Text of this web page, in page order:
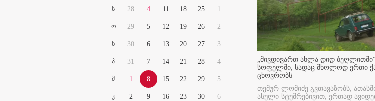
ს
ო
ხ
პ
შ
კ
28
29
30
31
1
2
4
5
6
7
8
9
11
12
13
14
15
16
18
19
20
21
22
23
25
26
27
28
29
30
1
2
3
4
5
6
„მივდივართ ახლა დიდ
სოფელში, სადაც მხოლოდ ერთი
ცხოვრობს
თემურ ლომიძე გვთავაზობს,
ასული სტუმრებივით, ერთად